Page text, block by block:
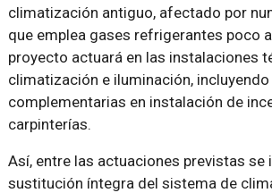
climatización antiguo, afectado por
que emplea gases refrigerantes poco
proyecto actuará en las instalaciones
climatización e iluminación,
complementarias en instalación de
carpinterías.
Así, entre las actuaciones previstas se
sustitución íntegra del sistema de